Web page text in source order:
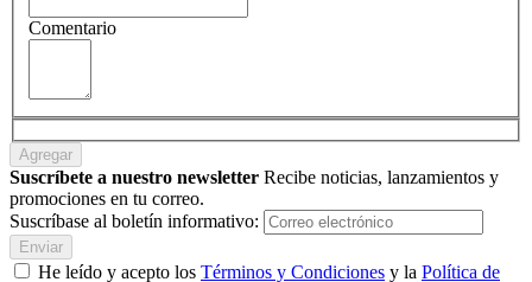
Comentario
Agregar
Suscríbete a nuestro newsletter Recibe noticias, lanzamientos y
promociones en tu correo.
Suscríbase al boletín informativo:
Enviar
He leído y acepto los Términos y Condiciones y la Política de